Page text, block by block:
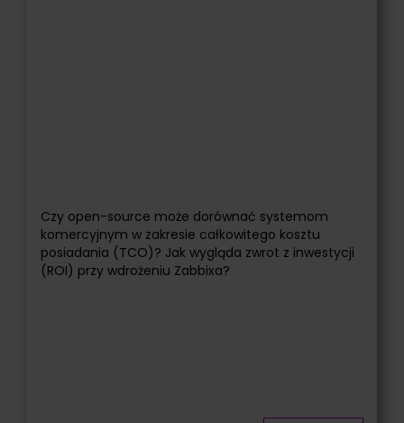
Czy open-source może dorównać systemom
komercyjnym w zakresie całkowitego kosztu
posiadania (TCO)? Jak wygląda zwrot z inwestycji
(ROI) przy wdrożeniu Zabbixa?